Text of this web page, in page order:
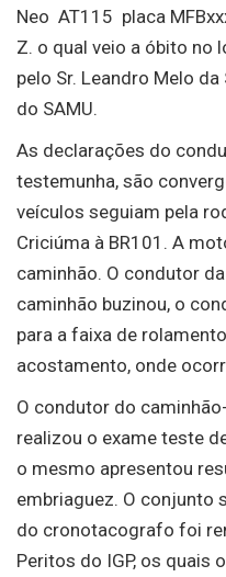
Neo AT115 placa
Z. o qual veio a óbito
pelo Sr. Leandro Melo
do SAMU.
As declarações do
testemunha, são
veículos seguiam pela
Criciúma à BR101. A
caminhão. O condutor
caminhão buzinou, o
para a faixa de
acostamento, onde
O condutor do
realizou o exame teste
o mesmo apresentou
embriaguez. O conjunto
do cronotacografo foi
Peritos do IGP, os quais